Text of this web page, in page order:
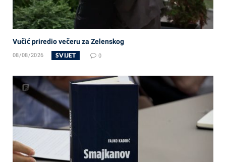
Vučić priredio večeru za Zelenskog
08/08/2026 SVIJET 0